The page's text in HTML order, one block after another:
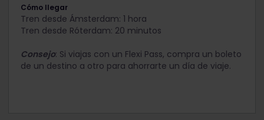
Cómo llegar
Tren desde Ámsterdam: 1 hora
Tren desde Róterdam: 20 minutos
Consejo: Si viajas con un Flexi Pass, compra un boleto
de un destino a otro para ahorrarte un día de viaje.